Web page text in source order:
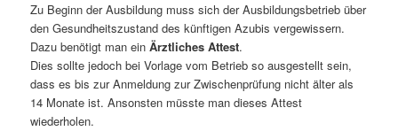
Zu Beginn der Ausbildung muss sich der Ausbildungsbetrieb über
den Gesundheitszustand des künftigen Azubis vergewissern.
Dazu benötigt man einÄrztliches Attest.
Dies sollte jedoch bei Vorlage vom Betrieb so ausgestellt sein,
dass es bis zur Anmeldung zur Zwischenprüfung nicht älter als
14 Monate ist. Ansonsten müsste man dieses Attest
wiederholen.